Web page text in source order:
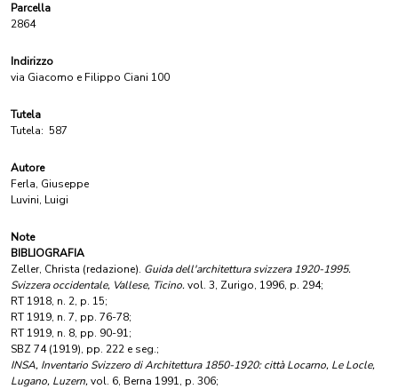
Parcella
2864
Indirizzo
via Giacomo e Filippo Ciani 100
Tutela
Tutela: 587
Autore
Ferla, Giuseppe
Luvini, Luigi
Note
BIBLIOGRAFIA
Zeller, Christa (redazione). Guida dell'architettura svizzera 1920-1995.
Svizzera occidentale, Vallese, Ticino.vol. 3, Zurigo, 1996, p. 294;
RT 1918, n. 2, p. 15;
RT 1919, n. 7, pp. 76-78;
RT 1919, n. 8, pp. 90-91;
SBZ 74 (1919), pp. 222 e seg.;
INSA, Inventario Svizzero di Architettura 1850-1920: città Locarno, Le Locle,
Lugano, Luzern,vol. 6, Berna 1991, p. 306;